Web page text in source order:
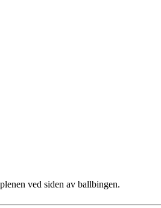
ved siden av ballbingen.